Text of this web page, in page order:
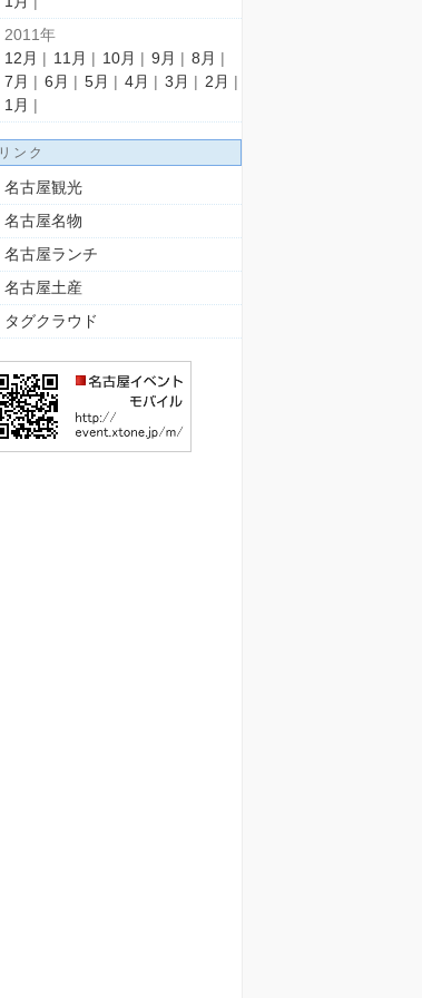
2011年
12月 | 11月 | 10月 | 9月 | 8月 |
7月 | 6月 | 5月 | 4月 | 3月 | 2月 |
1月 |
リンク
名古屋観光
名古屋名物
名古屋ランチ
名古屋土産
タグクラウド